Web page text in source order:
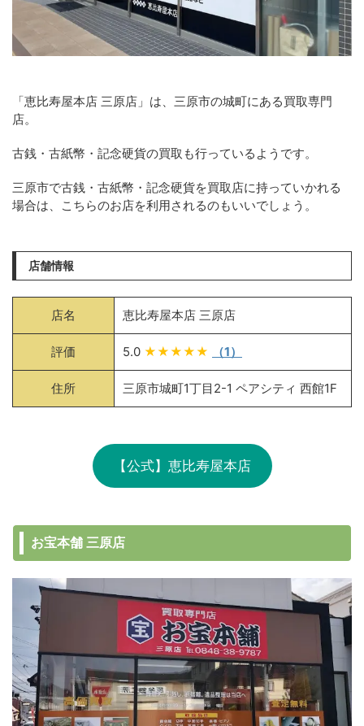
「恵比寿屋本店 三原店」は、三原市の城町にある買取専門
店。
古銭・古紙幣・記念硬貨の買取も行っているようです。
三原市で古銭・古紙幣・記念硬貨を買取店に持っていかれる
場合は、こちらのお店を利用されるのもいいでしょう。
店舗情報
店名 恵比寿屋本店 三原店
評価 5.0 ★★★★★ （1）
住所 三原市城町1丁目2-1 ペアシティ 西館1F
【公式】恵比寿屋本店
お宝本舗 三原店